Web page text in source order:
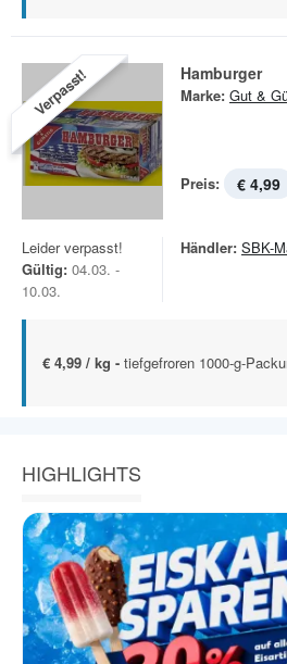
Verpasst! Hamburger
Marke: Gut &
Preis: € 4,99
Leider verpasst!
Gültig: 04.03. -
10.03.
Händler: SBK-
€ 4,99 / kg - tiefgefroren 1000-g-
HIGHLIGHTS